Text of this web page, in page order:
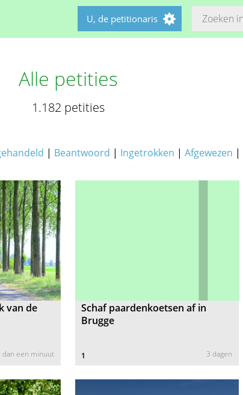
U, de petitionaris
Alle petities
1.182 petities
| Beantwoord | Ingetrokken | Afgewezen |
van de
dan een minuut
Schaf paardenkoetsen af in
Brugge
1 3 dagen